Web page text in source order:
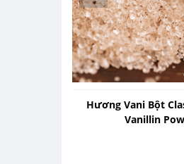
Hương Vani Bột
Vanillin